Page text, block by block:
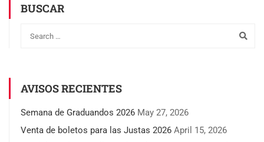
BUSCAR
AVISOS RECIENTES
Semana de Graduandos 2026 May 27, 2026
Venta de boletos para las Justas 2026 April 15, 2026